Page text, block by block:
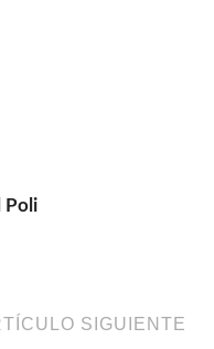
Poli
SIGUIENTE